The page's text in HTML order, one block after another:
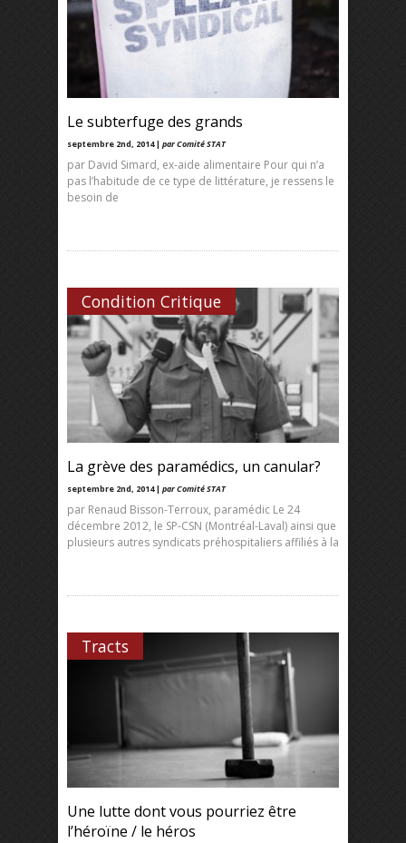
Le subterfuge des grands
septembre 2nd, 2014 | par Comité STAT
par David Simard, ex-aide alimentaire Pour qui n’a
pas l’habitude de ce type de littérature, je ressens le
besoin de
Condition Critique
La grève des paramédics, un canular?
septembre 2nd, 2014 | par Comité STAT
par Renaud Bisson-Terroux, paramédic Le 24
décembre 2012, le SP-CSN (Montréal-Laval) ainsi que
plusieurs autres syndicats préhospitaliers affiliés à la
Tracts
Une lutte dont vous pourriez être
l’héroïne / le héros